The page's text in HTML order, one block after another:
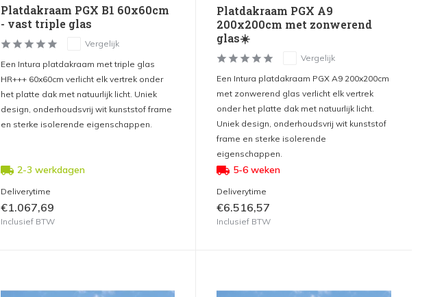
Platdakraam PGX B1 60x60cm
- vast triple glas
Vergelijk
Een Intura platdakraam met triple glas
HR+++ 60x60cm verlicht elk vertrek onder
het platte dak met natuurlijk licht. Uniek
design, onderhoudsvrij wit kunststof frame
en sterke isolerende eigenschappen.
2-3 werkdagen
Deliverytime
€1.067,69
Inclusief BTW
Platdakraam PGX A9
200x200cm met zonwerend
glas☀️
Vergelijk
Een Intura platdakraam PGX A9 200x200cm
met zonwerend glas verlicht elk vertrek
onder het platte dak met natuurlijk licht.
Uniek design, onderhoudsvrij wit kunststof
frame en sterke isolerende
eigenschappen.
5-6 weken
Deliverytime
€6.516,57
Inclusief BTW